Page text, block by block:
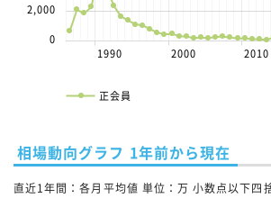
1990 2000 2010
0
2,000
正会員
相場動向グラフ 1年前から現在
直近1年間：各月平均値 単位：万 小数点以下四